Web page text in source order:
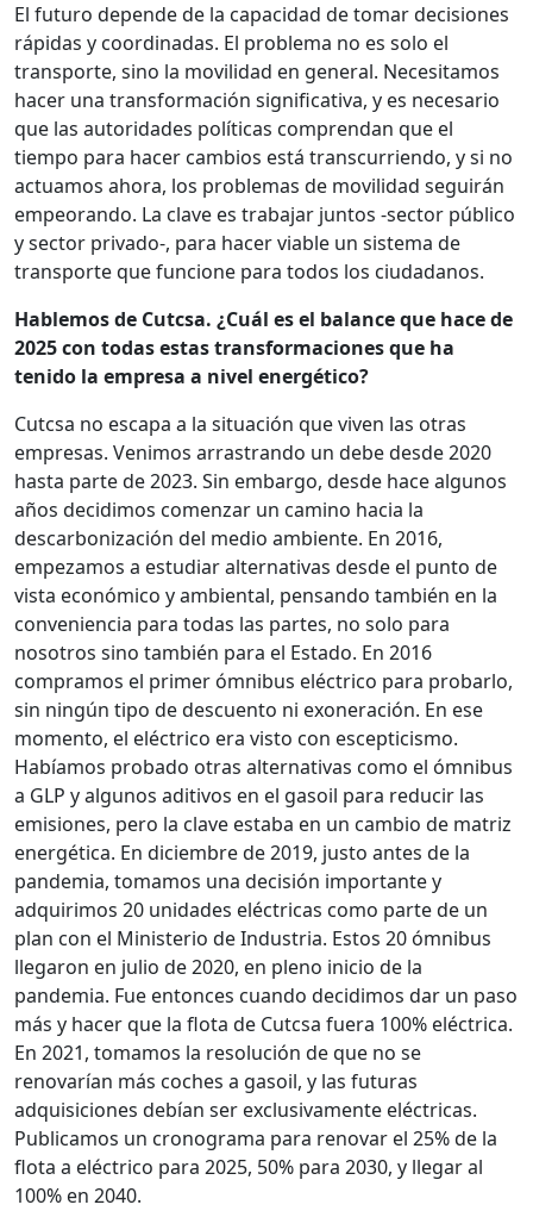
El futuro depende de la capacidad de tomar decisiones
rápidas y coordinadas. El problema no es solo el
transporte, sino la movilidad en general. Necesitamos
hacer una transformación significativa, y es necesario
que las autoridades políticas comprendan que el
tiempo para hacer cambios está transcurriendo, y si no
actuamos ahora, los problemas de movilidad seguirán
empeorando. La clave es trabajar juntos -sector público
y sector privado-, para hacer viable un sistema de
transporte que funcione para todos los ciudadanos.
Hablemos de Cutcsa. ¿Cuál es el balance que hace de
2025 con todas estas transformaciones que ha
tenido la empresa a nivel energético?
Cutcsa no escapa a la situación que viven las otras
empresas. Venimos arrastrando un debe desde 2020
hasta parte de 2023. Sin embargo, desde hace algunos
años decidimos comenzar un camino hacia la
descarbonización del medio ambiente. En 2016,
empezamos a estudiar alternativas desde el punto de
vista económico y ambiental, pensando también en la
conveniencia para todas las partes, no solo para
nosotros sino también para el Estado. En 2016
compramos el primer ómnibus eléctrico para probarlo,
sin ningún tipo de descuento ni exoneración. En ese
momento, el eléctrico era visto con escepticismo.
Habíamos probado otras alternativas como el ómnibus
a GLP y algunos aditivos en el gasoil para reducir las
emisiones, pero la clave estaba en un cambio de matriz
energética. En diciembre de 2019, justo antes de la
pandemia, tomamos una decisión importante y
adquirimos 20 unidades eléctricas como parte de un
plan con el Ministerio de Industria. Estos 20 ómnibus
llegaron en julio de 2020, en pleno inicio de la
pandemia. Fue entonces cuando decidimos dar un paso
más y hacer que la flota de Cutcsa fuera 100% eléctrica.
En 2021, tomamos la resolución de que no se
renovarían más coches a gasoil, y las futuras
adquisiciones debían ser exclusivamente eléctricas.
Publicamos un cronograma para renovar el 25% de la
flota a eléctrico para 2025, 50% para 2030, y llegar al
100% en 2040.